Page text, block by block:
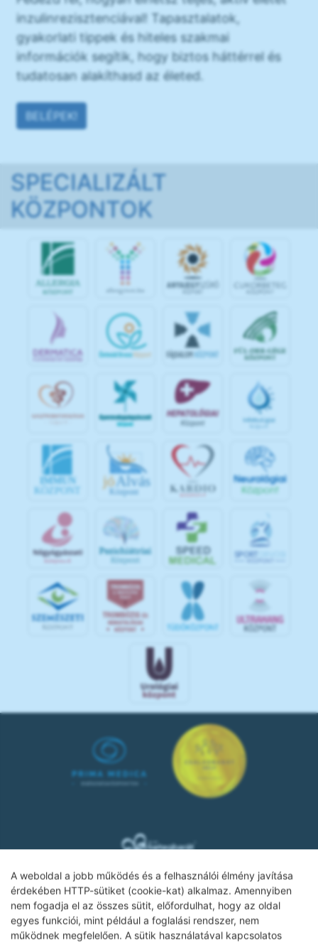
A weboldal a jobb működés és a felhasználói élmény javítása
érdekében HTTP-sütiket (cookie-kat) alkalmaz. Amennyiben
nem fogadja el az összes sütit, előfordulhat, hogy az oldal
egyes funkciói, mint például a foglalási rendszer, nem
működnek megfelelően. A sütik használatával kapcsolatos
inzulinrezisztenciával! Tapasztalatok,
gyakorlati tippek és hiteles szakmai
információk segítik, hogy biztos háttérrel és
tudatosan alakíthasd az életed.
BELÉPEK!
SPECIALIZÁLT
KÖZPONTOK
IMMUN
KÖZPONT
jó Alvás
Központ
SPOR
Adatkezelési tájékoztató